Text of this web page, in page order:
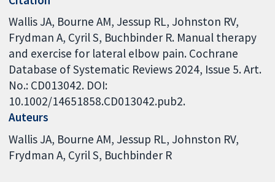
Wallis JA, Bourne AM, Jessup RL, Johnston RV,
Frydman A, Cyril S, Buchbinder R. Manual therapy
and exercise for lateral elbow pain. Cochrane
Database of Systematic Reviews 2024, Issue 5. Art.
No.: CD013042. DOI:
10.1002/14651858.CD013042.pub2.
Auteurs
Wallis JA Bourne AM Jessup RL Johnston RV
Frydman A Cyril S Buchbinder R